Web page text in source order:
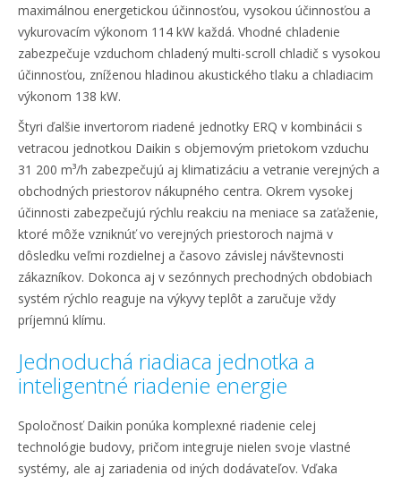
maximálnou energetickou účinnosťou, vysokou účinnosťou a
vykurovacím výkonom 114 kW každá. Vhodné chladenie
zabezpečuje vzduchom chladený multi-scroll chladič s vysokou
účinnosťou, zníženou hladinou akustického tlaku a chladiacim
výkonom 138 kW.
Štyri ďalšie invertorom riadené jednotky ERQ v kombinácii s
vetracou jednotkou Daikin s objemovým prietokom vzduchu
31 200 m³/h zabezpečujú aj klimatizáciu a vetranie verejných a
obchodných priestorov nákupného centra. Okrem vysokej
účinnosti zabezpečujú rýchlu reakciu na meniace sa zaťaženie,
ktoré môže vzniknúť vo verejných priestoroch najmä v
dôsledku veľmi rozdielnej a časovo závislej návštevnosti
zákazníkov. Dokonca aj v sezónnych prechodných obdobiach
systém rýchlo reaguje na výkyvy teplôt a zaručuje vždy
príjemnú klímu.
Jednoduchá riadiaca jednotka a
inteligentné riadenie energie
Spoločnosť Daikin ponúka komplexné riadenie celej
technológie budovy, pričom integruje nielen svoje vlastné
systémy, ale aj zariadenia od iných dodávateľov. Vďaka